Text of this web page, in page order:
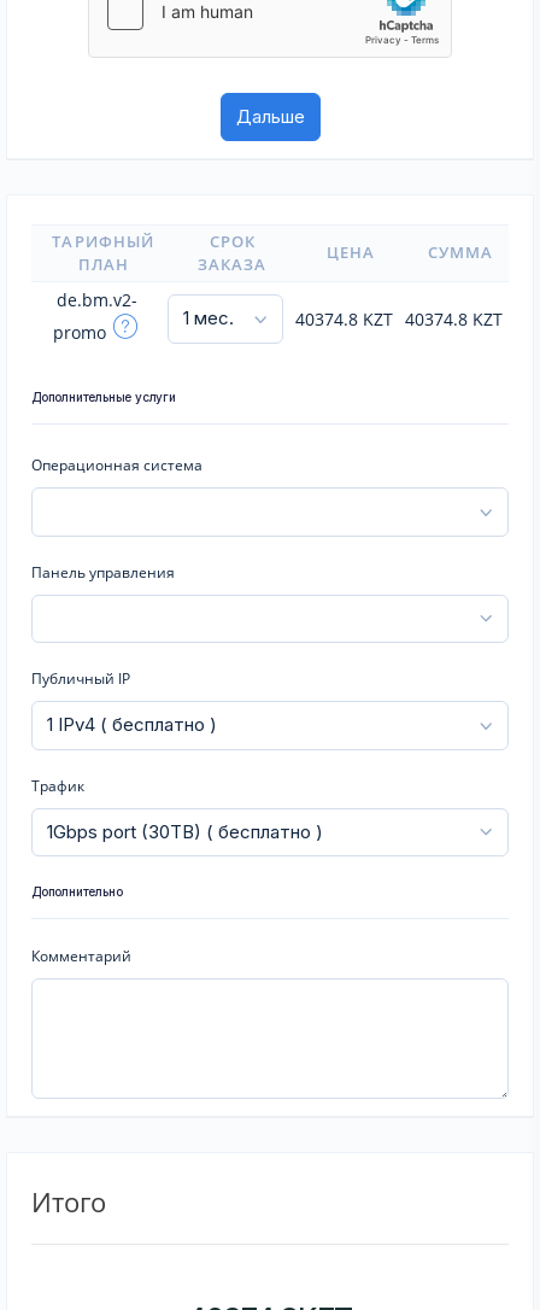
ТАРИФНЫЙ
ПЛАН
СРОК
ЗАКАЗА
ЦЕНА СУММА
de.bm.v2-
promo
40374.8 KZT 40374.8 KZT
Дополнительные услуги
Операционная система
Панель управления
Публичный IP
Трафик
Дополнительно
Комментарий
Итого